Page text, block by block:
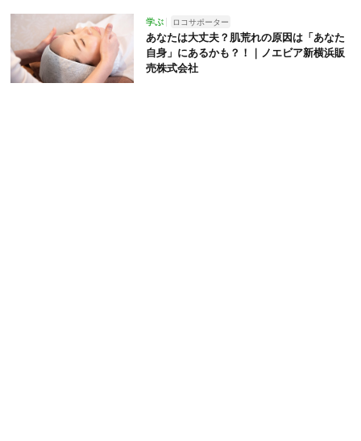
学ぶ ロコサポーター
あなたは大丈夫？肌荒れの原因は「あなた
自身」にあるかも？！｜ノエビア新横浜販
売株式会社